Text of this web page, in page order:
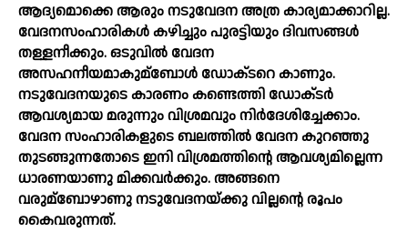
ആദ്യമൊക്കെ ആരും നടുവേദന അത്ര കാര്യമാക്കാറില്ല.
വേദനസംഹാരികള്‍ കഴിച്ചും പുരട്ടിയും ദിവസങ്ങള്‍
തള്ളനീക്കും. ഒടുവില്‍ വേദന
അസഹനീയമാകുമ്ബോള്‍ ഡോക്‌ടറെ കാണും.
നടുവേദനയുടെ കാരണം കണ്ടെത്തി ഡോക്‌ടര്‍
ആവശ്യമായ മരുന്നും വിശ്രമവും നിര്‍ദേശിച്ചേക്കാം.
വേദന സംഹാരികളുടെ ബലത്തില്‍ വേദന കുറഞ്ഞു
തുടങ്ങുന്നതോടെ ഇനി വിശ്രമത്തിന്റെ ആവശ്യമില്ലെന്ന
ധാരണയാണു മിക്കവര്‍ക്കും. അങ്ങനെ
വരുമ്ബോഴാണു നടുവേദനയ്‌ക്കു വില്ലന്റെ രൂപം
കൈവരുന്നത്‌.